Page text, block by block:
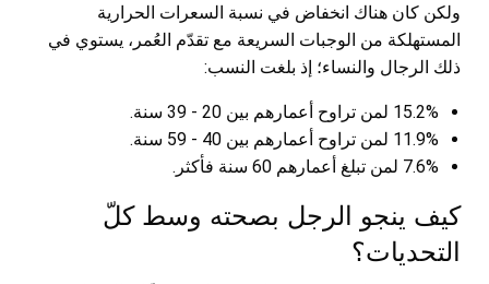
ولكن كان هناك انخفاض في نسبة السعرات الحرارية
المستهلكة من الوجبات السريعة مع تقدّم العُمر، يستوي في
ذلك الرجال والنساء؛ إذ بلغت النسب:
15.2% لمن تراوح أعمارهم بين 20 - 39 سنة.
11.9% لمن تراوح أعمارهم بين 40 - 59 سنة.
7.6% لمن تبلغ أعمارهم 60 سنة فأكثر.
كيف ينجو الرجل بصحته وسط كلّ
التحديات؟